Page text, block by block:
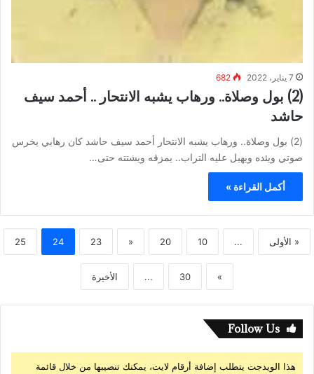
7 يناير، 2022 682
(2) بول وصلاة.. ورهاب يشبه الانتحار .. أحمد سيف
حاشد
(2) بول وصلاة.. ورهاب يشبه الانتحار أحمد سيف حاشد كان رهابي يخرس
صوتي ويئده ويهيل عليه التراب.. يمزقه ويشتته حتى…
أكمل القراءة »
« الأولى ...
10
20
«
23
24
25
»
30
... الأخيرة
Follow Us
هذا الويدجت يتطلب إضافة أرقام لايت، يمكنك تنصيبها من خلال قائمة